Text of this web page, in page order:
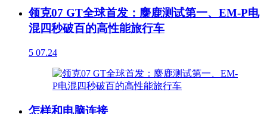
领克07 GT全球首发：麋鹿测试第一、EM-P电
混四秒破百的高性能旅行车
5 07.24
怎样和电脑连接